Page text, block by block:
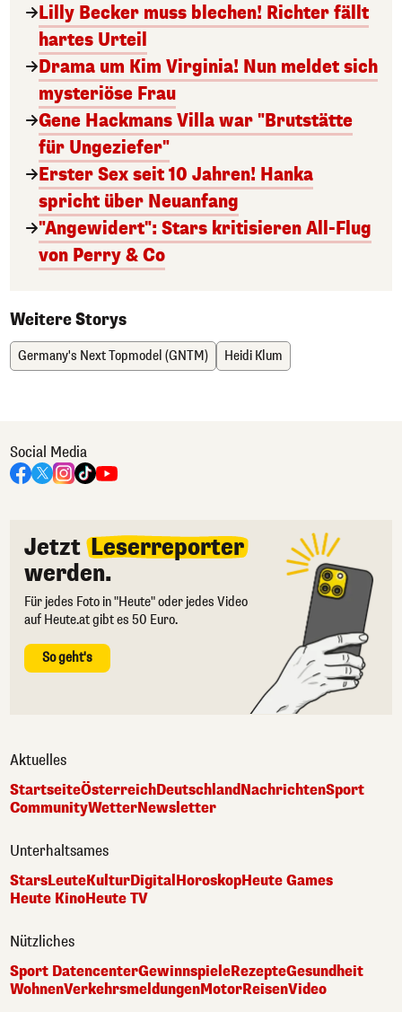
Lilly Becker muss blechen! Richter fällt
hartes Urteil
Drama um Kim Virginia! Nun meldet sich
mysteriöse Frau
Gene Hackmans Villa war "Brutstätte
für Ungeziefer"
Erster Sex seit 10 Jahren! Hanka
spricht über Neuanfang
"Angewidert": Stars kritisieren All-Flug
von Perry & Co
Weitere Storys
Germany's Next Topmodel (GNTM) Heidi Klum
Social Media
Jetzt Leserreporter
werden.
Für jedes Foto in "Heute" oder jedes Video
auf Heute.at gibt es 50 Euro.
So geht's
Aktuelles
StartseiteÖsterreichDeutschlandNachrichtenSport
CommunityWetterNewsletter
Unterhaltsames
StarsLeuteKulturDigitalHoroskopHeute Games
Heute KinoHeute TV
Nützliches
Sport DatencenterGewinnspieleRezepteGesundheit
WohnenVerkehrsmeldungenMotorReisenVideo